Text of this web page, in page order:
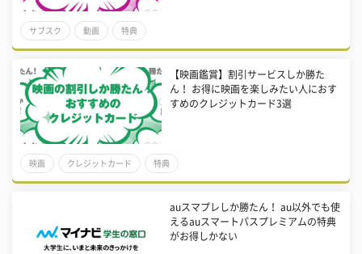
サブスク 動画 特典
【映画鑑賞】割引サービスしか勝た
ん！ お得に映画を楽しみたい人におす
すめのクレジットカード3選
映画 クレジットカード 特典
auスマプレしか勝たん！ au以外でも使
えるauスマートパスプレミアムの特典
がお得しかない